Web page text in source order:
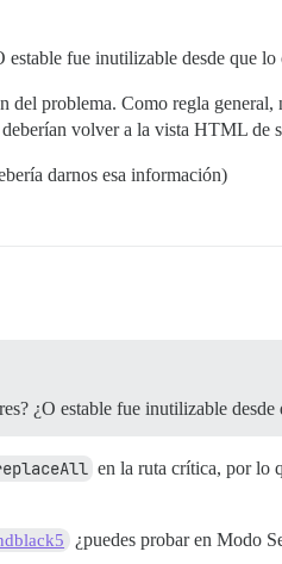
estable fue inutilizable desde que lo
del problema. Como regla
volver a la vista HTML de
darnos esa información)
¿O estable fue inutilizable desde
en la ruta crítica, por lo
¿puedes probar en Modo